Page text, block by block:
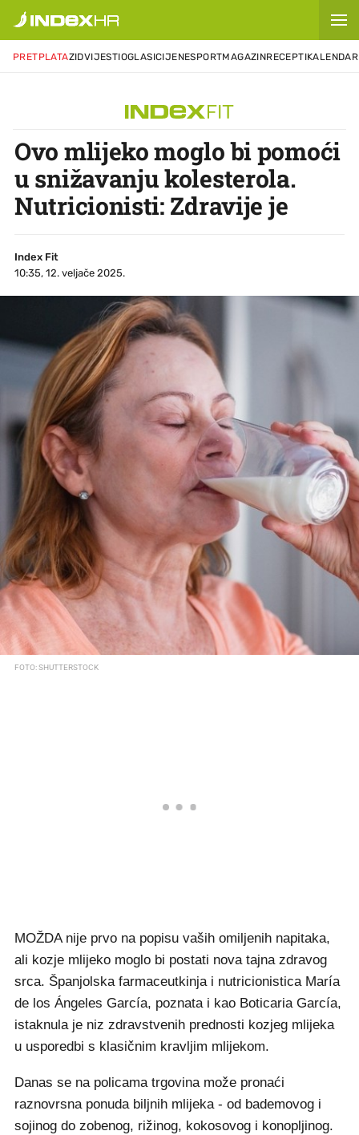
PRETPLATAZIDVIJESTIOGLASICIJENESPORTMAGAZINRECEPTIKALENDAR
Ovo mlijeko moglo bi pomoći
u snižavanju kolesterola.
Nutricionisti: Zdravije je
Index Fit
10:35, 12. veljače 2025.
FOTO: SHUTTERSTOCK
MOŽDA nije prvo na popisu vaših omiljenih napitaka,
ali kozje mlijeko moglo bi postati nova tajna zdravog
srca. Španjolska farmaceutkinja i nutricionistica María
de los Ángeles García, poznata i kao Boticaria García,
istaknula je niz zdravstvenih prednosti kozjeg mlijeka
u usporedbi s klasičnim kravljim mlijekom.
Danas se na policama trgovina može pronaći
raznovrsna ponuda biljnih mlijeka - od bademovog i
sojinog do zobenog, rižinog, kokosovog i konopljinog.